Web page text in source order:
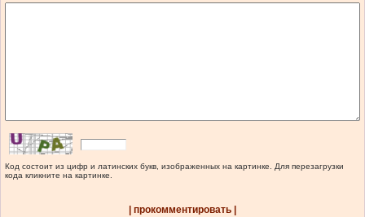
Код состоит из цифр и латинских букв, изображенных на картинке. Для перезагрузки
кода кликните на картинке.
| прокомментировать |